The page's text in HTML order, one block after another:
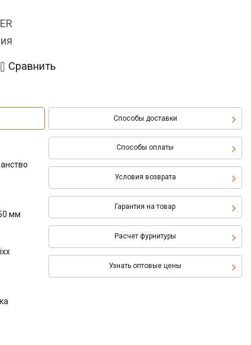
Сравнить
Способы доставки
Способы оплаты
Условия возврата
Гарантия на товар
Расчет фурнитуры
Узнать оптовые цены
мм